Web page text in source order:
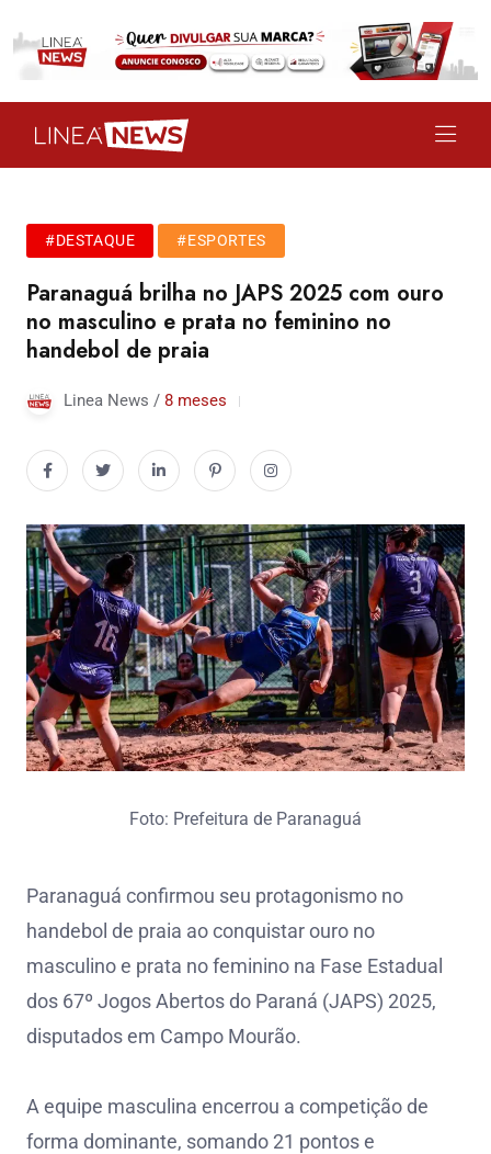
#DESTAQUE #ESPORTES
Paranaguá brilha no JAPS 2025 com ouro
no masculino e prata no feminino no
handebol de praia
Linea News / 8 meses
Foto: Prefeitura de Paranaguá
Paranaguá confirmou seu protagonismo no
handebol de praia ao conquistar ouro no
masculino e prata no feminino na Fase Estadual
dos 67º Jogos Abertos do Paraná (JAPS) 2025,
disputados em Campo Mourão.
A equipe masculina encerrou a competição de
forma dominante, somando 21 pontos e